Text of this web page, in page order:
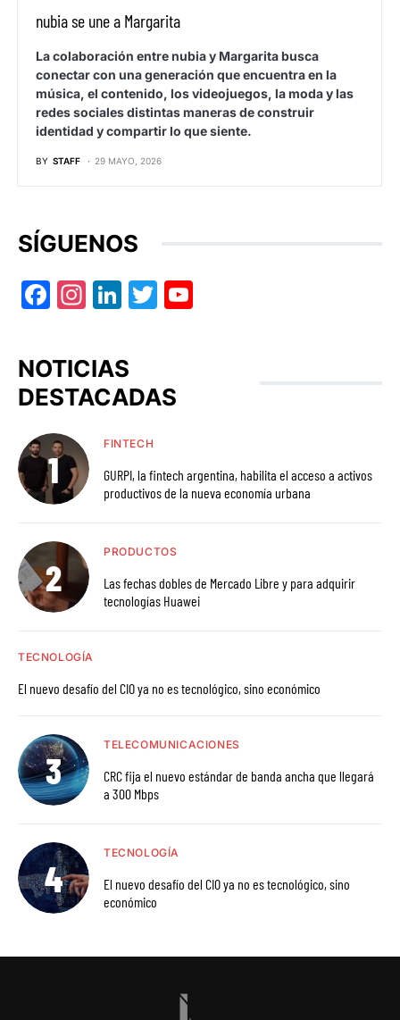
nubia se une a Margarita
La colaboración entre nubia y Margarita busca
conectar con una generación que encuentra en la
música, el contenido, los videojuegos, la moda y las
redes sociales distintas maneras de construir
identidad y compartir lo que siente.
BY STAFF 29 MAYO, 2026
SÍGUENOS
Facebook
Instagram
LinkedIn
Twitter
NOTICIAS
DESTACADAS
FINTECH
GURPI, la fintech argentina, habilita el acceso a activos
productivos de la nueva economía urbana
PRODUCTOS
Las fechas dobles de Mercado Libre y para adquirir
tecnologías Huawei
TECNOLOGÍA
El nuevo desafío del CIO ya no es tecnológico, sino económico
TELECOMUNICACIONES
CRC fija el nuevo estándar de banda ancha que llegará
a 300 Mbps
TECNOLOGÍA
El nuevo desafío del CIO ya no es tecnológico, sino
económico